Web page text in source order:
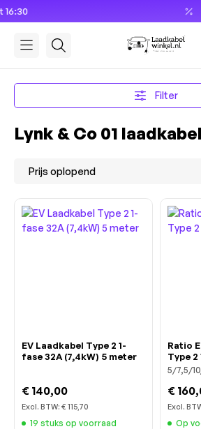
Dé laadkabel
Filter
Lynk & Co 01 laadkabel
EV Laadkabel Type 2 1-
fase 32A (7,4kW) 5 meter
€ 140,00
Excl. BTW: € 115,70
19 stuks op voorraad
Ratio
Type 2
5/7,5/
€
Excl.
Op